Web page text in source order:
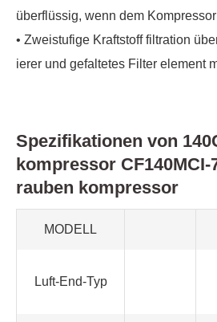
überflüssig, wenn dem
• Zweistufige Kraftstoff filtration
ierer und gefaltetes Filter element
Spezifikationen von
kompressor CF140MCI-
rauben kompressor
MODELL
Luft-End-Typ